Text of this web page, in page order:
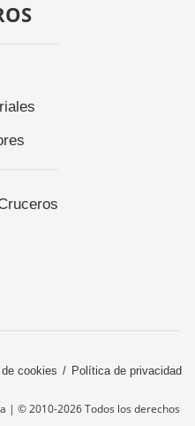
cookies Política de privacidad
| © 2010-2026 Todos los derechos